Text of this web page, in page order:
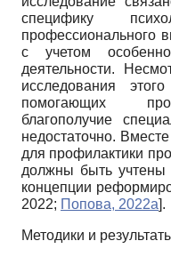
специфику
профессионального
с учетом
деятельности.
исследования
помогающих
благополучие
недостаточно.
для профилактики
должны быть учтены
концепции
2022; Попова, 2022а].
Методики и